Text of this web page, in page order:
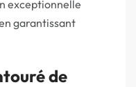
exceptionnelle
garantissant
de